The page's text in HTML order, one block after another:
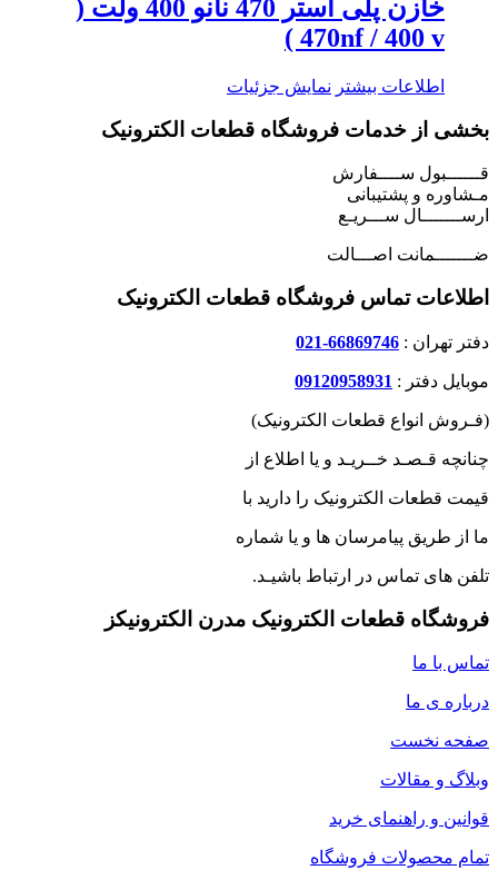
خازن پلی استر 470 نانو 400 ولت (
470nf / 400 v )
اطلاعات بیشتر نمایش جزئیات
بخشی از خدمات فروشگاه قطعات الکترونیک
قــــــبول ســــفارش
مـشاوره و پشتیبانی
ارســـــــال ســـریـع
ضـــــــمانت اصـــالت
اطلاعات تماس فروشگاه قطعات الکترونیک
دفتر تهران : 66869746-021
موبایل دفتر : 09120958931
(فـروش انواع قطعات الکترونیک)
چنانچه قـصـد خــریـد و یا اطلاع از
قیمت قطعات الکترونیک را دارید با
ما از طریق پیامرسان ها و یا شماره
تلفن های تماس در ارتباط باشیـد.
فروشگاه قطعات الکترونیک مدرن الکترونیکز
تماس با ما
درباره ی ما
صفحه نخست
وبلاگ و مقالات
قوانین و راهنمای خرید
تمام محصولات فروشگاه